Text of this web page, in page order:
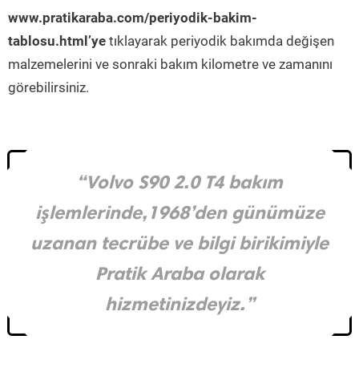
www.pratikaraba.com/periyodik-bakim-
tablosu.html’ye tıklayarak periyodik bakımda değişen
malzemelerini ve sonraki bakım kilometre ve zamanını
görebilirsiniz.
“Volvo S90 2.0 T4 bakım
işlemlerinde,1968’den günümüze
uzanan tecrübe ve bilgi birikimiyle
Pratik Araba olarak
hizmetinizdeyiz.”